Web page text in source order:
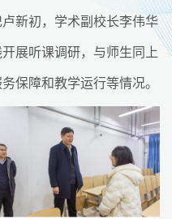
新初，学术副校长李伟华
展听课调研，与师生同上
保障和教学运行等情况。